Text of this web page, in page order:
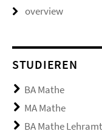
overview
STUDIEREN
BA Mathe
MA Mathe
BA Mathe Lehramt